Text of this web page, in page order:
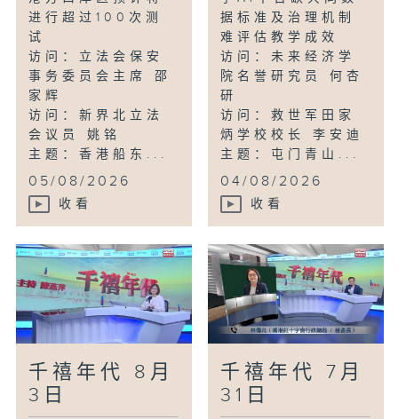
进行超过100次测
试
访问：立法会保安
事务委员会主席 邵
家辉
访问：新界北立法
会议员 姚铭
主题：香港船东...
05/08/2026
收看
据标准及治理机制
难评估教学成效
访问：未来经济学
院名誉研究员 何杏
研
访问：救世军田家
炳学校校长 李安迪
主题：屯门青山...
04/08/2026
收看
千禧年代 8月
3日
千禧年代 7月
31日